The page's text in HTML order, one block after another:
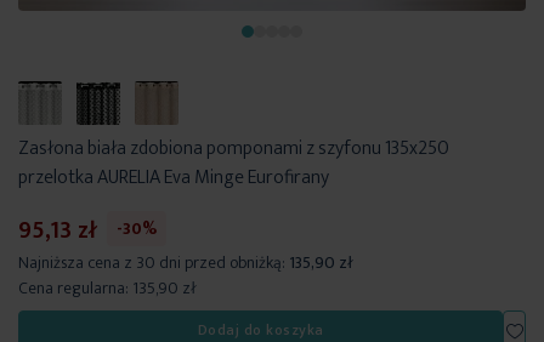
Zasłona biała zdobiona pomponami z szyfonu 135x250
przelotka AURELIA Eva Minge Eurofirany
95,13 zł
-30%
Najniższa cena z 30 dni przed obniżką: 135,90 zł
Cena regularna: 135,90 zł
Dodaj do koszyka